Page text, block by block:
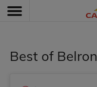
Best of Belron